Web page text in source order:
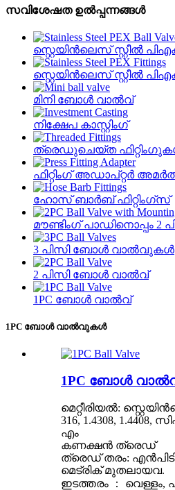
സവിശേഷത ഉൽപ്പന്നങ്ങൾ
സ്റ്റെയിൻ‌ലെസ് സ്റ്റീൽ
സ്റ്റെയിൻ‌ലെസ് സ്റ്റീൽ
മിനി ബോൾ വാൽവ്
നിക്ഷേപ കാസ്റ്റിംഗ്
ത്രെഡുചെയ്‌ത
ഫിറ്റിംഗ് അഡാപ്റ്റർ
ഹോസ് ബാർബ് ഫിറ്റിംഗ്സ്
മൗണ്ടിംഗ് പാഡിനൊപ്പം
3 പിസി ബോൾ വാൽവുകൾ
2 പിസി ബോൾ വാൽവ്
1PC ബോൾ വാൽവ്
1PC ബോൾ വാൽവുകൾ
1PC ബോൾ
മെറ്റീരിയൽ:
316, 1.4308,
എം
കണക്ഷൻ ത്രെഡ്
ത്രെഡ് തരം:
മെട്രിക് മുതലായവ.
ഇടത്തരം ： വെള്ളം,